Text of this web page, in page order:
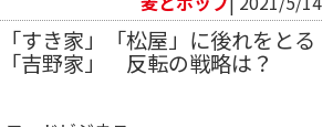
「すき家」「松屋」に後れをとる
「吉野家」 反転の戦略は？